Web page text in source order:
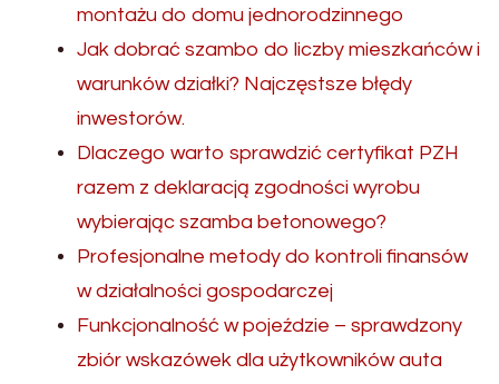
montażu do domu jednorodzinnego
Jak dobrać szambo do liczby mieszkańców i
warunków działki? Najczęstsze błędy
inwestorów.
Dlaczego warto sprawdzić certyfikat PZH
razem z deklaracją zgodności wyrobu
wybierając szamba betonowego?
Profesjonalne metody do kontroli finansów
w działalności gospodarczej
Funkcjonalność w pojeździe – sprawdzony
zbiór wskazówek dla użytkowników auta